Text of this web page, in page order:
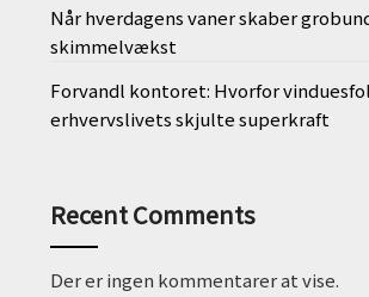
Når hverdagens vaner skaber
skimmelvækst
Forvandl kontoret: Hvorfor
erhvervslivets skjulte superkraft
Recent Comments
Der er ingen kommentarer at vise.